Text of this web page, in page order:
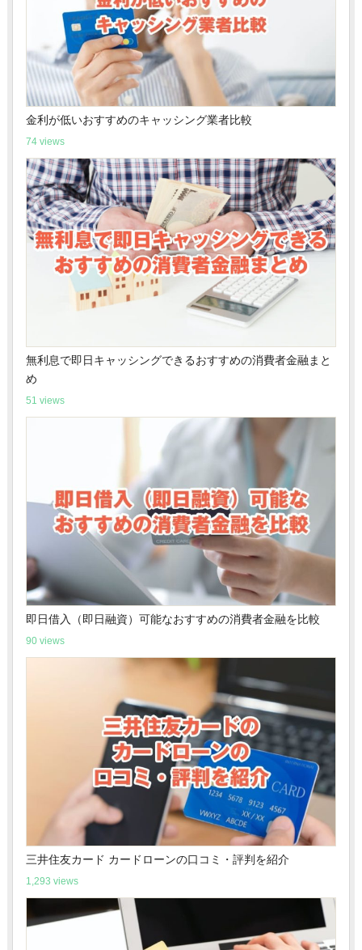
金利が低いおすすめのキャッシング業者比較
74 views
無利息で即日キャッシングできるおすすめの消費者金融まと
め
51 views
即日借入（即日融資）可能なおすすめの消費者金融を比較
90 views
三井住友カード カードローンの口コミ・評判を紹介
1,293 views